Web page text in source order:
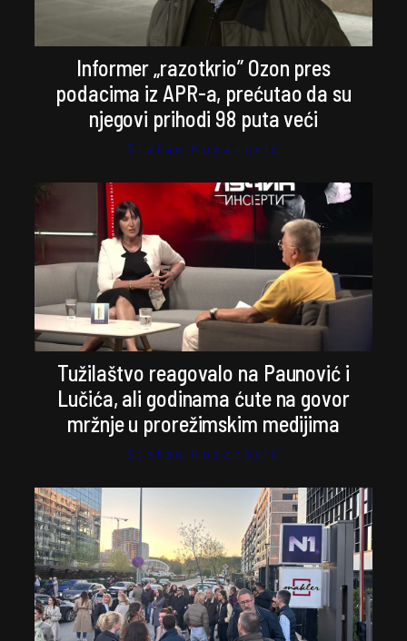
Informer „razotkrio” Ozon pres
podacima iz APR-a, prećutao da su
njegovi prihodi 98 puta veći
Stefan Kosanović
Tužilaštvo reagovalo na Paunović i
Lučića, ali godinama ćute na govor
mržnje u prorežimskim medijima
Stefan Kosanović